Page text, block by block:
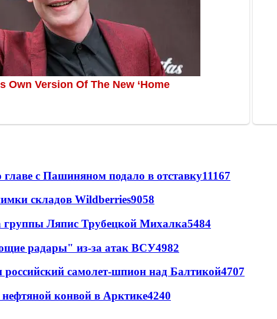
с Пашиняном подало в отставку11167
складов Wildberries9058
группы Ляпис Трубецкой Михалка5484
радары" из-за атак ВСУ4982
российский самолет-шпион над Балтикой4707
конвой в Арктике4240